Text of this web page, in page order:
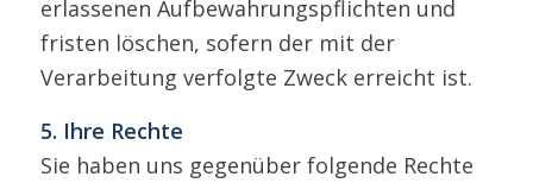
erlassenen Aufbewahrungspflichten und
fristen löschen, sofern der mit der
Verarbeitung verfolgte Zweck erreicht ist.
5. Ihre Rechte
Sie haben uns gegenüber folgende Rechte